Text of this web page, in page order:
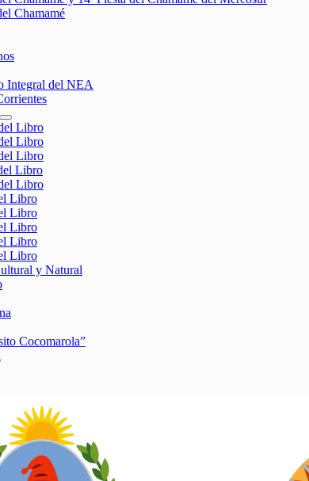
Chamamé
Integral del NEA
Libro
Libro
Libro
Libro
Libro
Libro
Libro
Libro
Libro
Libro
y Natural
Cocomarola”